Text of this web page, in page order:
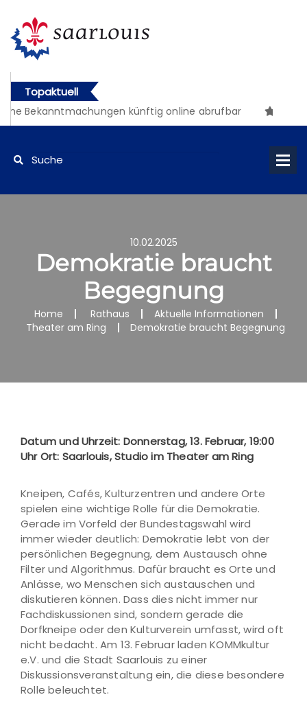
Topaktuell
Bekanntmachungen künftig online abrufbar
10.02.2025
Demokratie braucht
Begegnung
Home Rathaus
Aktuelle Informationen
Theater am Ring
Demokratie braucht Begegnung
Datum und Uhrzeit: Donnerstag, 13. Februar, 19:00
Uhr Ort: Saarlouis, Studio im Theater am Ring
Kneipen, Cafés, Kulturzentren und andere Orte
spielen eine wichtige Rolle für die Demokratie.
Gerade im Vorfeld der Bundestagswahl wird
immer wieder deutlich: Demokratie lebt von der
persönlichen Begegnung, dem Austausch ohne
Filter und Algorithmus. Dafür braucht es Orte und
Anlässe, wo Menschen sich austauschen und
diskutieren können. Dass dies nicht immer nur
Fachdiskussionen sind, sondern gerade die
Dorfkneipe oder den Kulturverein umfasst, wird oft
nicht bedacht. Am 13. Februar laden KOMMkultur
e.V. und die Stadt Saarlouis zu einer
Diskussionsveranstaltung ein, die diese besondere
Rolle beleuchtet.